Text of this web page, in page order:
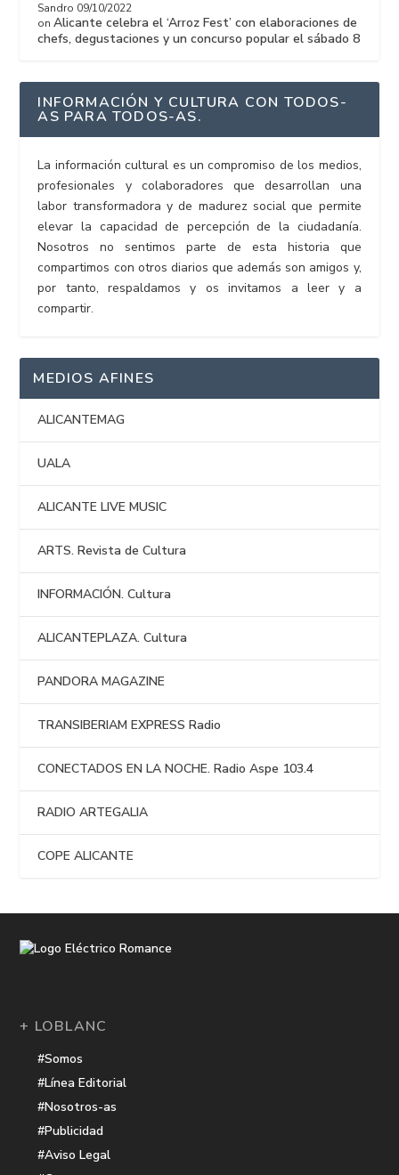
Sandro 09/10/2022
onAlicante celebra el ‘Arroz Fest’ con elaboraciones de
chefs, degustaciones y un concurso popular el sábado 8
INFORMACIÓN Y CULTURA CON TODOS-
AS PARA TODOS-AS.
La información cultural es un compromiso de los medios,
profesionales y colaboradores que desarrollan una
labor transformadora y de madurez social que permite
elevar la capacidad de percepción de la ciudadanía.
Nosotros no sentimos parte de esta historia que
compartimos con otros diarios que además son amigos y,
por tanto, respaldamos y os invitamos a leer y a
compartir.
MEDIOS AFINES
ALICANTEMAG
UALA
ALICANTE LIVE MUSIC
ARTS. Revista de Cultura
INFORMACIÓN. Cultura
ALICANTEPLAZA. Cultura
PANDORA MAGAZINE
TRANSIBERIAM EXPRESS Radio
CONECTADOS EN LA NOCHE. Radio Aspe 103.4
RADIO ARTEGALIA
COPE ALICANTE
+ LOBLANC
#Somos
#Línea Editorial
#Nosotros-as
#Publicidad
#Aviso Legal